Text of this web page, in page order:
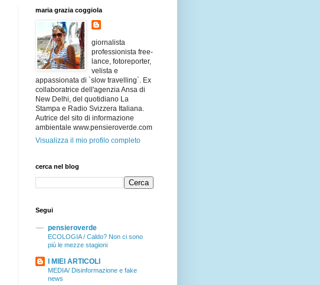
maria grazia coggiola
giornalista
professionista free-
lance, fotoreporter,
velista e
appassionata di `slow travelling`. Ex
collaboratrice dell'agenzia Ansa di
New Delhi, del quotidiano La
Stampa e Radio Svizzera Italiana.
Autrice del sito di informazione
ambientale www.pensieroverde.com
Visualizza il mio profilo completo
cerca nel blog
Segui
pensieroverde
ECOLOGIA / Caldo? Non ci sono
più le mezze stagioni
I MIEI ARTICOLI
MEDIA/ Disinformazione e fake
news